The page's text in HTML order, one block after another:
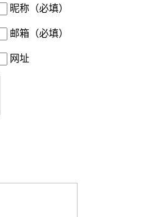
昵称（必填）
邮箱（必填）
网址